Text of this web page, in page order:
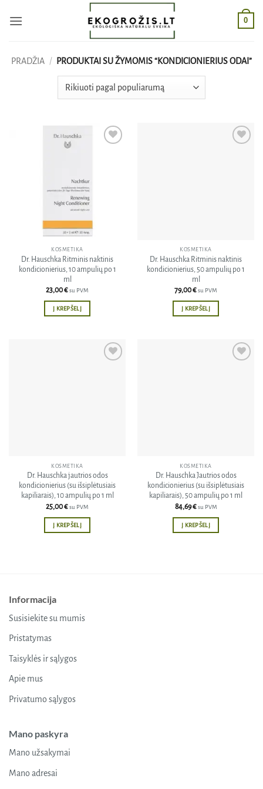
0
PRADŽIA / PRODUKTAI SU ŽYMOMIS “KONDICIONIERIUS ODAI”
KOSMETIKA
Dr. Hauschka Ritminis naktinis
kondicionierius, 10 ampulių po 1
ml
23,00€su PVM
Į KREPŠELĮ
KOSMETIKA
Dr. Hauschka Ritminis naktinis
kondicionierius, 50 ampulių po 1
ml
79,00€su PVM
Į KREPŠELĮ
KOSMETIKA
Dr. Hauschka jautrios odos
kondicionierius (su išsiplėtusiais
kapiliarais), 10 ampulių po 1 ml
25,00€su PVM
Į KREPŠELĮ
KOSMETIKA
Dr. Hauschka Jautrios odos
kondicionierius (su išsiplėtusiais
kapiliarais), 50 ampulių po 1 ml
84,69€ su PVM
Į KREPŠELĮ
Informacija
Susisiekite su mumis
Pristatymas
Taisyklės ir sąlygos
Apie mus
Privatumo sąlygos
Mano paskyra
Mano užsakymai
Mano adresai